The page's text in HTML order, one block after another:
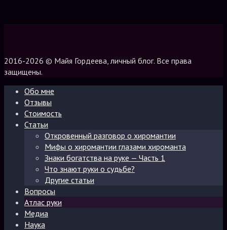
2016-2026 © Майя Гордеева, личный блог. Все права
защищены.
Обо мне
Отзывы
Стоимость
Статьи
Откровенный разговор о хиромантии
Мифы о хиромантии глазами хироманта
Знаки богатства на руке — Часть 1
Что знают руки о судьбе?
Другие статьи
Вопросы
Атлас руки
Медиа
Наука